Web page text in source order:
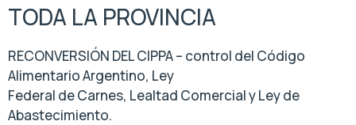
TODA LA PROVINCIA
RECONVERSIÓN DEL CIPPA – control del Código
Alimentario Argentino, Ley
Federal de Carnes, Lealtad Comercial y Ley de
Abastecimiento.